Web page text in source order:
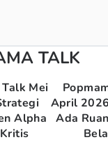
TALK
Mei
Alpha
April
Ada